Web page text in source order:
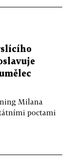
Milana
poctami